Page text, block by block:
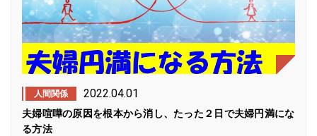
人間関係 2022.04.01
夫婦喧嘩の原因を根本から消し、たった２日で夫婦円満にな
る方法